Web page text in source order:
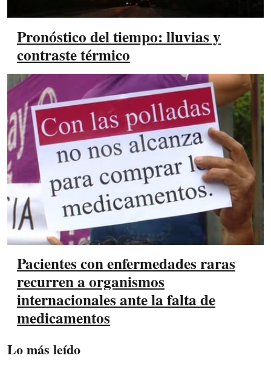
Pronóstico del tiempo: lluvias y
contraste térmico
Pacientes con enfermedades raras
recurren a organismos
internacionales ante la falta de
medicamentos
Lo más leído